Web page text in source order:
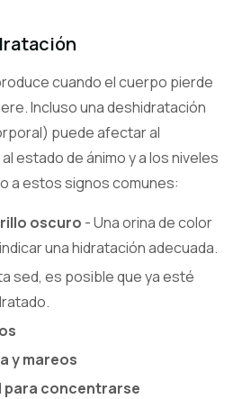
cuando el cuerpo pierde
Incluso una deshidratación
puede afectar al
estado de ánimo y a los niveles
a estos signos comunes:
oscuro - Una orina de color
una hidratación adecuada.
sed, es posible que ya esté
y mareos
para concentrarse